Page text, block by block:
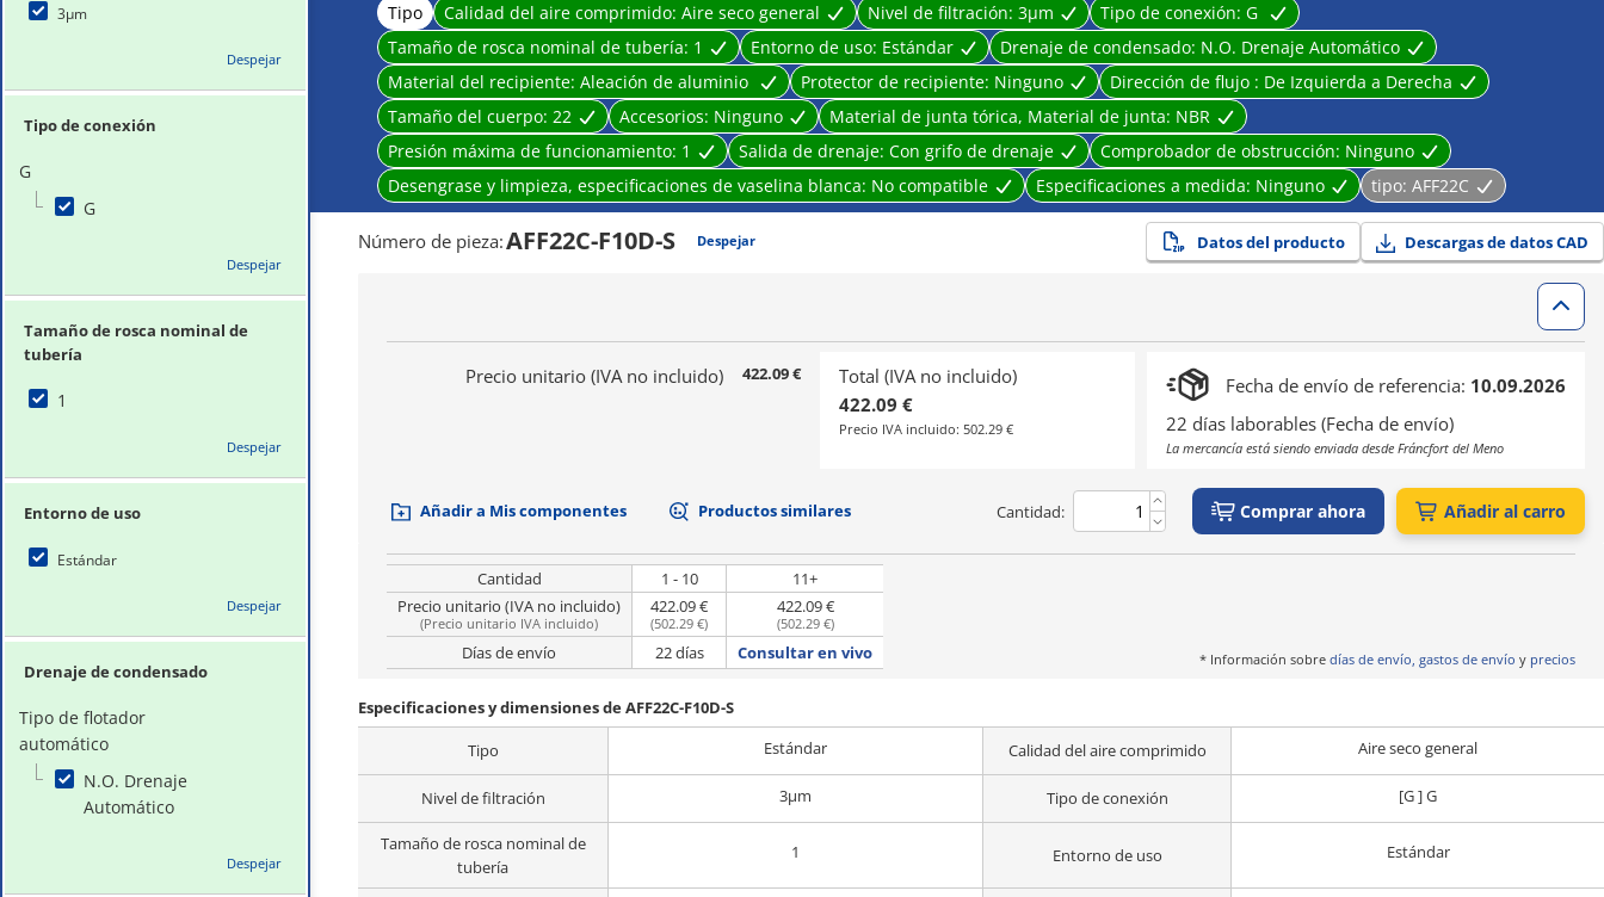
3μm
Despejar
Tipo de conexión
G
G
Despejar
Tamaño de rosca nominal de
tubería
1
Despejar
Entorno de uso
Estándar
Despejar
Drenaje de condensado
Tipo de flotador
automático
N.O. Drenaje
Automático
Despejar
Tipo Calidad del aire comprimido: Aire seco general Nivel de filtración: 3μm Tipo de conexión: G
Tamaño de rosca nominal de tubería: 1 Entorno de uso: Estándar Drenaje de condensado: N.O. Drenaje Automático
Material del recipiente: Aleación de aluminio Protector de recipiente: Ninguno Dirección de flujo : De Izquierda a Derecha
Tamaño del cuerpo: 22 Accesorios: Ninguno Material de junta tórica, Material de junta: NBR
Presión máxima de funcionamiento: 1 Salida de drenaje: Con grifo de drenaje Comprobador de obstrucción: Ninguno
Desengrase y limpieza, especificaciones de vaselina blanca: No compatible Especificaciones a medida: Ninguno tipo: AFF22C
Número de pieza:AFF22C-F10D-S Despejar Datos del producto Descargas de datos CAD
Precio unitario (IVA no incluido) 422.09 €
Total (IVA no incluido)
422.09 €
Precio IVA incluido: 502.29 €
Fecha de envío de referencia: 10.09.2026
22 días laborables (Fecha de envío)
La mercancía está siendo enviada desde Fráncfort del Meno
Añadir a Mis componentes Productos similares Cantidad: Comprar ahora Añadir al carro
Cantidad 1 - 10
11+
Precio unitario (IVA no incluido)
(Precio unitario IVA incluido)
422.09 €
(502.29 €)
422.09 €
(502.29 €)
Días de envío 22 días Consultar en vivo * Información sobre días de envío, gastos de envío y precios
Especificaciones y dimensiones de AFF22C-F10D-S
Tipo
Estándar Calidad del aire comprimido Aire seco general
Nivel de filtración 3μm Tipo de conexión [G ] G
Tamaño de rosca nominal de
tubería
1 Entorno de uso Estándar